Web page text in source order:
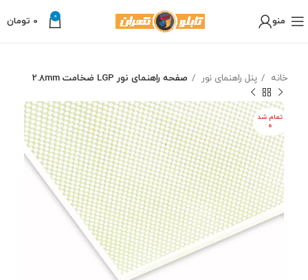
منو 0
0 تومان
خانه پنل راهنمای نور صفحه راهنمای نور LGP ضخامت 2.8mm
تمام شد
ه